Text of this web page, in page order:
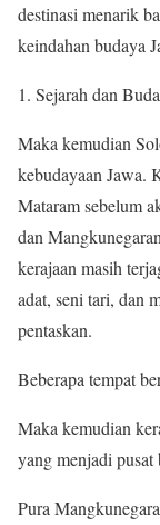
destinasi menarik
keindahan budaya
Sejarah dan
Maka kemudian
kebudayaan Jawa.
Mataram sebelum
dan
kerajaan masih
adat, seni tari, dan
pentaskan.
Beberapa tempat
Maka kemudian
yang menjadi pusat
Pura